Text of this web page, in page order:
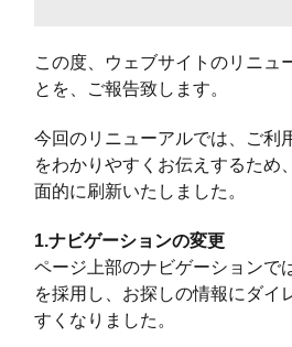
この度、ウェブサイトのリニュ
とを、ご報告致します。
今回のリニューアルでは、ご利
をわかりやすくお伝えするため
面的に刷新いたしました。
1.ナビゲーションの変更
ページ上部のナビゲーションで
を採用し、お探しの情報にダイ
すくなりました。